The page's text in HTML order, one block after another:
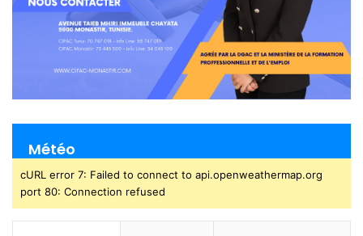
Météo
cURL error 7: Failed to connect to api.openweathermap.org
port 80: Connection refused